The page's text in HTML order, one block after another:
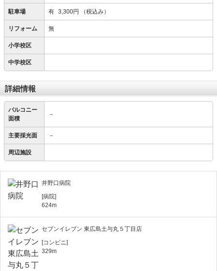
駐車場 有 3,300円 （税込み）
リフォーム 無
小学校区
中学校区
詳細情報
バルコニー
面積
－
主要採光面 －
周辺施設
井野口病院
[病院]
624m
セブンイレブン 東広島土与丸５丁目店
[コンビニ]
329m